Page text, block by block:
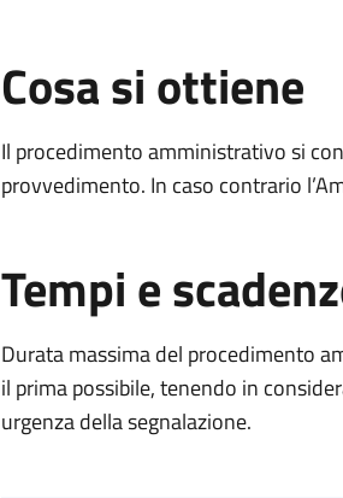
Cosa si ottiene
Il procedimento amministrativo si
provvedimento. In caso contrario
Tempi e
Durata massima del procedimento
il prima possibile, tenendo in
urgenza della segnalazione.